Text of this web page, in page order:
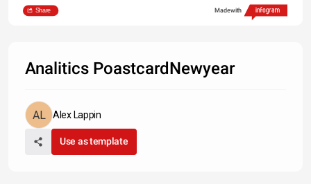
Share Made with
Analitics PoastcardNewyear
Alex Lappin
Use as template